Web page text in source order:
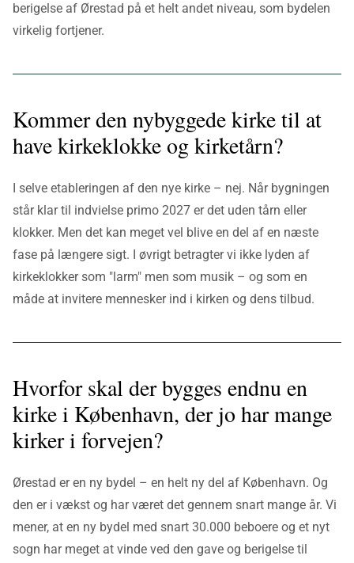
berigelse af Ørestad på et helt andet niveau, som bydelen
virkelig fortjener.
Kommer den nybyggede kirke til at
have kirkeklokke og kirketårn?
I selve etableringen af den nye kirke – nej. Når bygningen
står klar til indvielse primo 2027 er det uden tårn eller
klokker. Men det kan meget vel blive en del af en næste
fase på længere sigt. I øvrigt betragter vi ikke lyden af
kirkeklokker som "larm" men som musik – og som en
måde at invitere mennesker ind i kirken og dens tilbud.
Hvorfor skal der bygges endnu en
kirke i København, der jo har mange
kirker i forvejen?
Ørestad er en ny bydel – en helt ny del af København. Og
den er i vækst og har været det gennem snart mange år. Vi
mener, at en ny bydel med snart 30.000 beboere og et nyt
sogn har meget at vinde ved den gave og berigelse til